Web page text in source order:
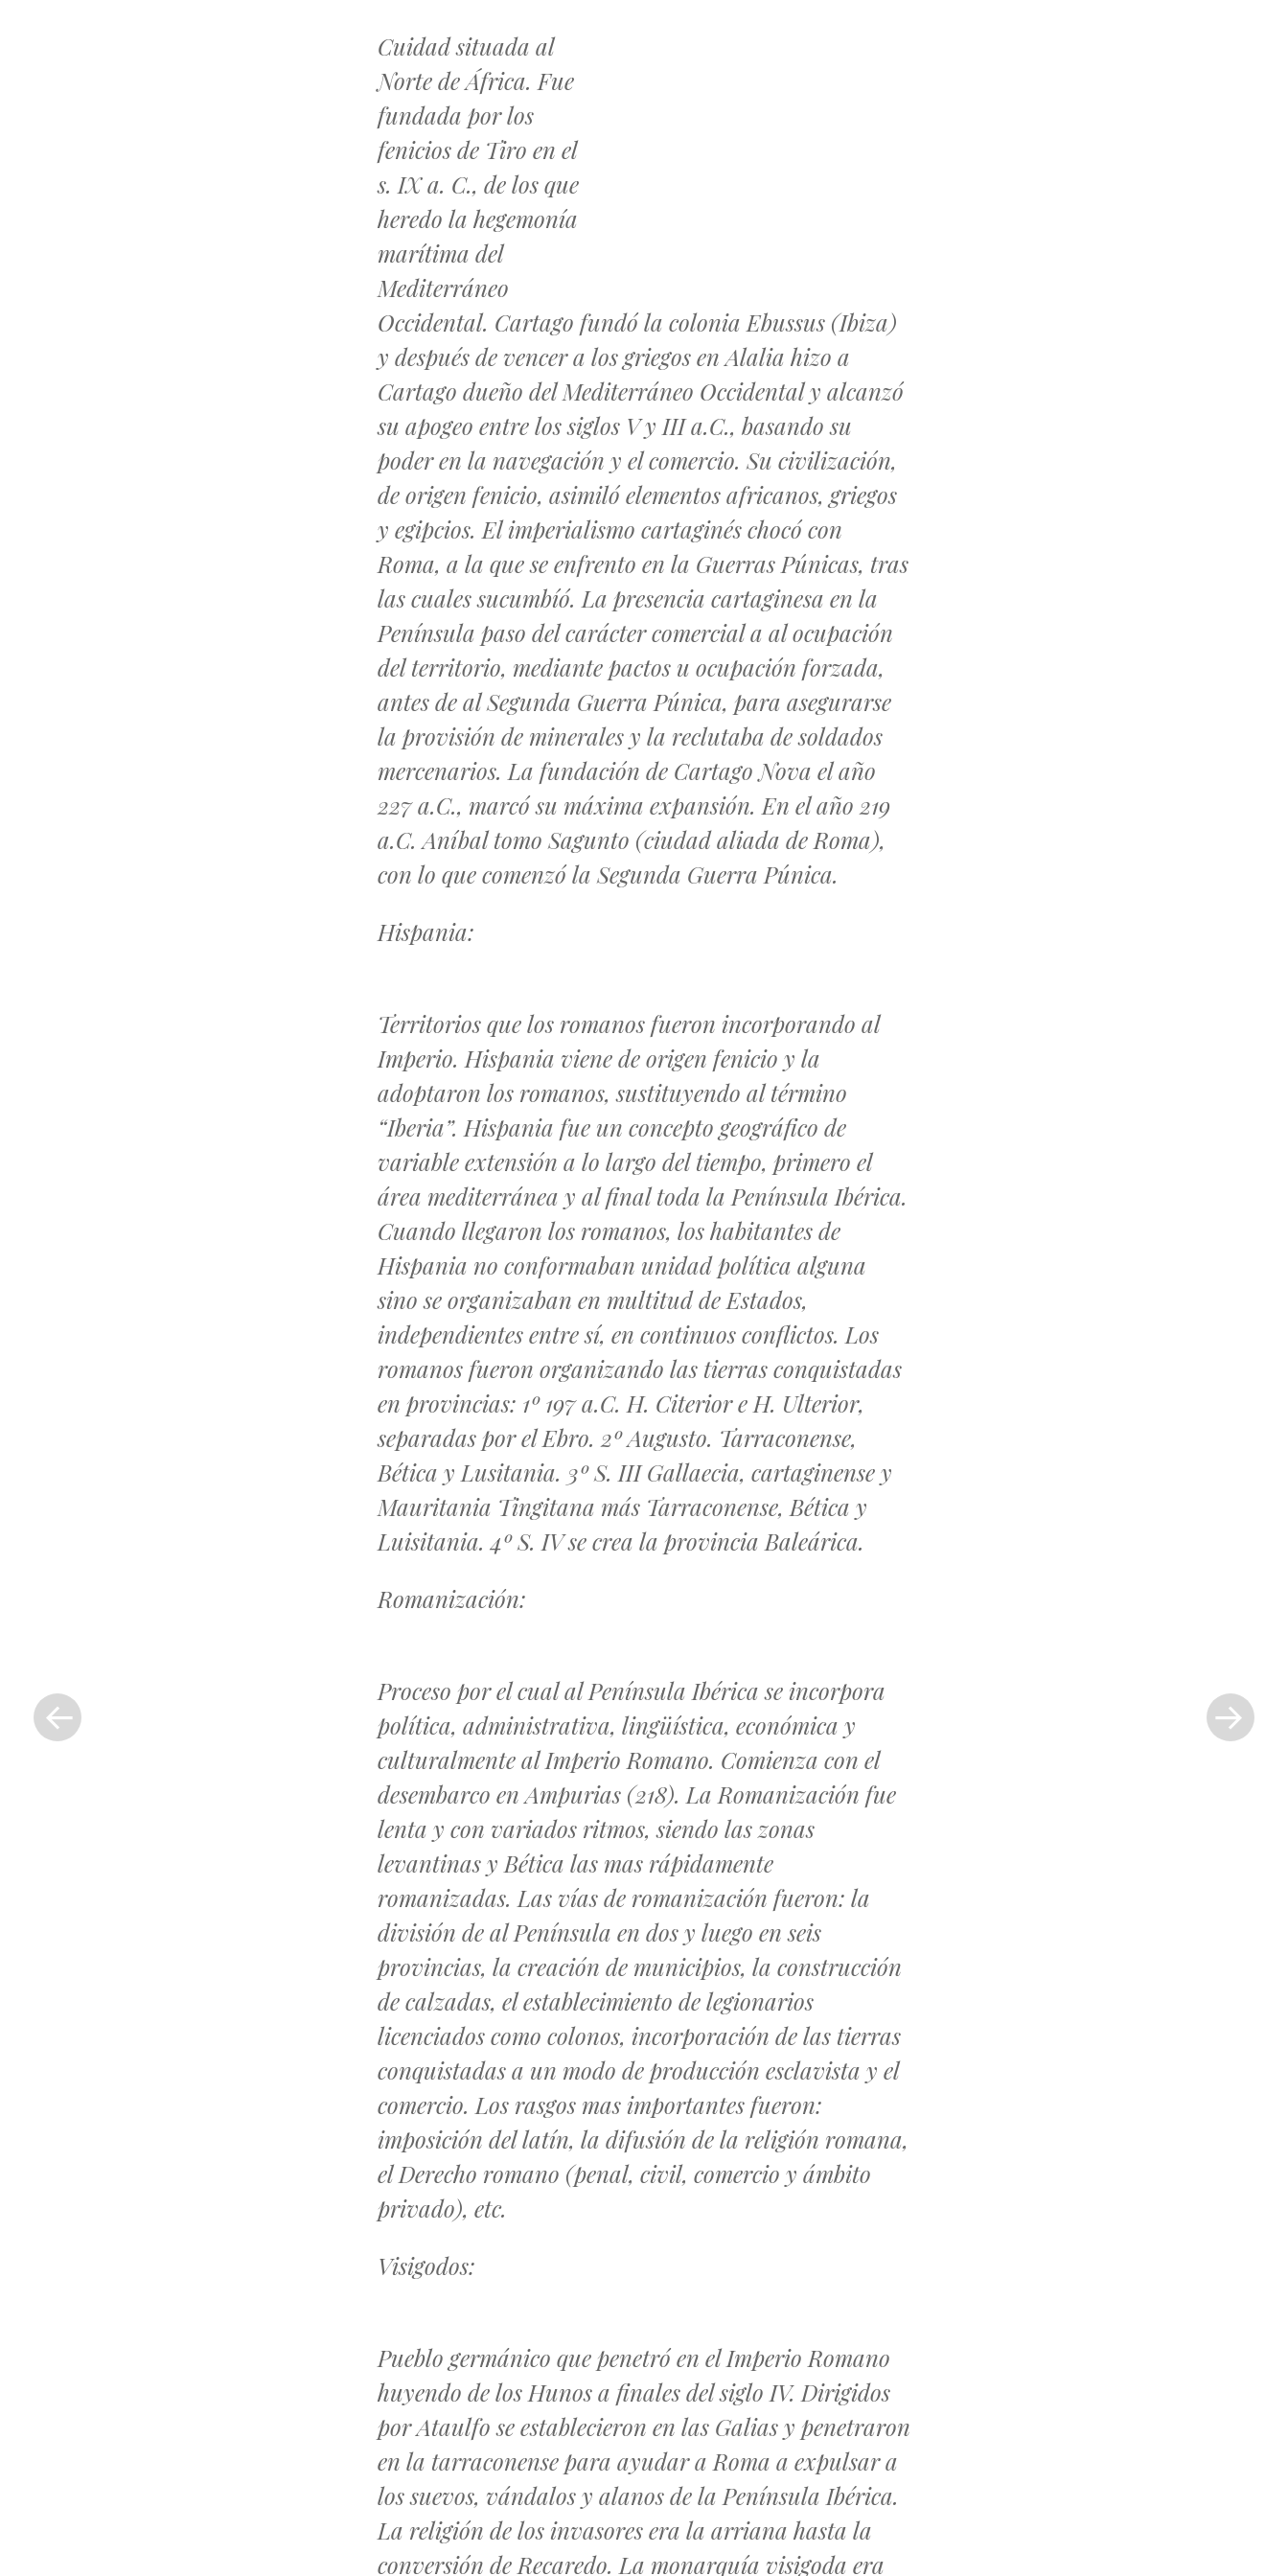
Cuidad situada al
Norte de África. Fue
fundada por los
fenicios de Tiro en el
s. IX a. C., de los que
heredo la hegemonía
marítima del
Mediterráneo
Occidental. Cartago fundó la colonia Ebussus (Ibiza)
y después de vencer a los griegos en Alalia hizo a
Cartago dueño del Mediterráneo Occidental y alcanzó
su apogeo entre los siglos V y III a.C., basando su
poder en la navegación y el comercio. Su civilización,
de origen fenicio, asimiló elementos africanos, griegos
y egipcios. El imperialismo cartaginés chocó con
Roma, a la que se enfrento en la Guerras Púnicas, tras
las cuales sucumbíó. La presencia cartaginesa en la
Península paso del carácter comercial a al ocupación
del territorio, mediante pactos u ocupación forzada,
antes de al Segunda Guerra Púnica, para asegurarse
la provisión de minerales y la reclutaba de soldados
mercenarios. La fundación de Cartago Nova el año
227 a.C., marcó su máxima expansión. En el año 219
a.C. Aníbal tomo Sagunto (ciudad aliada de Roma),
con lo que comenzó la Segunda Guerra Púnica.
Hispania:
Territorios que los romanos fueron incorporando al
Imperio. Hispania viene de origen fenicio y la
adoptaron los romanos, sustituyendo al término
“Iberia”. Hispania fue un concepto geográfico de
variable extensión a lo largo del tiempo, primero el
área mediterránea y al final toda la Península Ibérica.
Cuando llegaron los romanos, los habitantes de
Hispania no conformaban unidad política alguna
sino se organizaban en multitud de Estados,
independientes entre sí, en continuos conflictos. Los
romanos fueron organizando las tierras conquistadas
en provincias: 1º 197 a.C. H. Citerior e H. Ulterior,
separadas por el Ebro. 2º Augusto. Tarraconense,
Bética y Lusitania. 3º S. III Gallaecia, cartaginense y
Mauritania Tingitana más Tarraconense, Bética y
Luisitania. 4º S. IV se crea la provincia Baleárica.
Romanización:
Proceso por el cual al Península Ibérica se incorpora
política, administrativa, lingüística, económica y
culturalmente al Imperio Romano. Comienza con el
desembarco en Ampurias (218). La Romanización fue
lenta y con variados ritmos, siendo las zonas
levantinas y Bética las mas rápidamente
romanizadas. Las vías de romanización fueron: la
división de al Península en dos y luego en seis
provincias, la creación de municipios, la construcción
de calzadas, el establecimiento de legionarios
licenciados como colonos, incorporación de las tierras
conquistadas a un modo de producción esclavista y el
comercio. Los rasgos mas importantes fueron:
imposición del latín, la difusión de la religión romana,
el Derecho romano (penal, civil, comercio y ámbito
privado), etc.
Visigodos:
Pueblo germánico que penetró en el Imperio Romano
huyendo de los Hunos a finales del siglo IV. Dirigidos
por Ataulfo se establecieron en las Galias y penetraron
en la tarraconense para ayudar a Roma a expulsar a
los suevos, vándalos y alanos de la Península Ibérica.
La religión de los invasores era la arriana hasta la
conversión de Recaredo. La monarquía visigoda era
Entrada
anterior
entrada